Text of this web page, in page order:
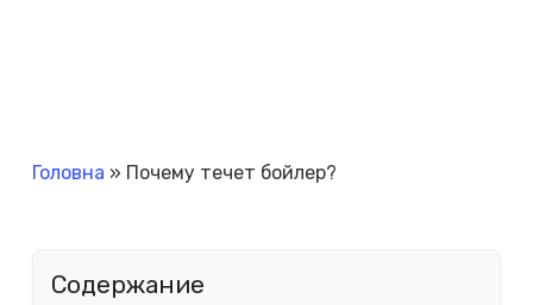
Головна » Почему течет бойлер?
Содержание